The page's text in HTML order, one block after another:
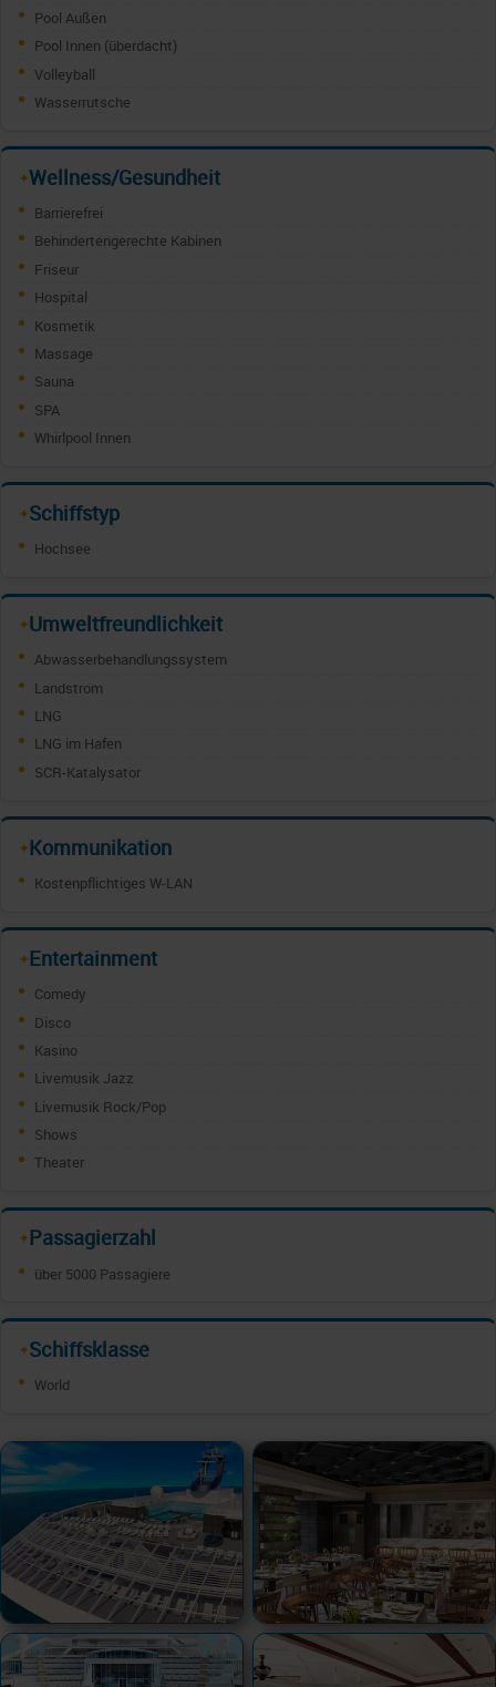
Pool Außen
Pool Innen (überdacht)
Volleyball
Wasserrutsche
✦Wellness/Gesundheit
Barrierefrei
Behindertengerechte Kabinen
Friseur
Hospital
Kosmetik
Massage
Sauna
SPA
Whirlpool Innen
✦Schiffstyp
Hochsee
✦Umweltfreundlichkeit
Abwasserbehandlungssystem
Landstrom
LNG
LNG im Hafen
SCR-Katalysator
✦Kommunikation
Kostenpflichtiges W-LAN
✦Entertainment
Comedy
Disco
Kasino
Livemusik Jazz
Livemusik Rock/Pop
Shows
Theater
✦Passagierzahl
über 5000 Passagiere
✦Schiffsklasse
World